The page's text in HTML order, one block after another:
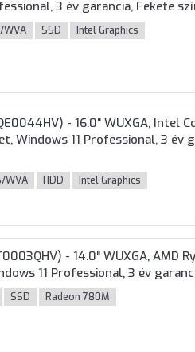
3 év garancia, Fekete
WVA SSD Intel Graphics
- 16.0" WUXGA, Intel
Windows 11 Professional, 3 év
WVA HDD Intel Graphics
- 14.0" WUXGA, AMD
11 Professional, 3 év
SSD Radeon 780M